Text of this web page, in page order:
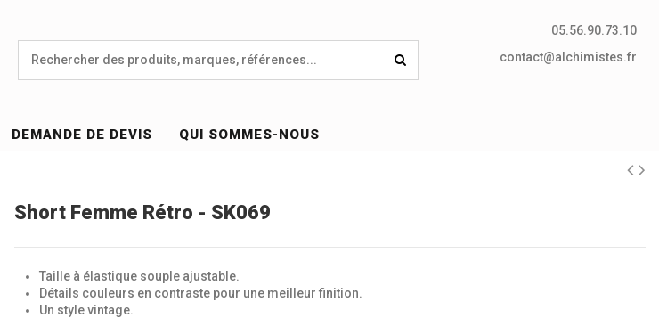
05.56.90.73.10
contact@alchimistes.fr
DEMANDE DE DEVIS QUI SOMMES-NOUS
Short Femme Rétro - SK069
Taille à élastique souple ajustable.
Détails couleurs en contraste pour une meilleur finition.
Un style vintage.